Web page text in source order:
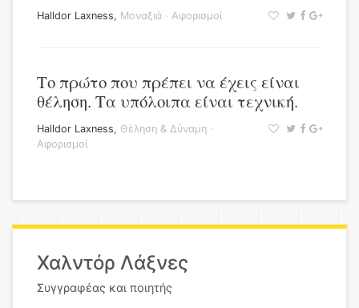
Halldor Laxness, Μοναξιά · Αφορισμοί
Το πρώτο που πρέπει να έχεις είναι
θέληση. Τα υπόλοιπα είναι τεχνική.
Halldor Laxness, Θέληση & Δύναμη ·
Αφορισμοί
Χαλντόρ Λάξνες
Συγγραφέας και ποιητής